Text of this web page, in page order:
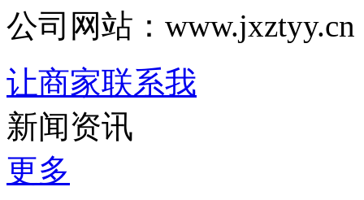
公司网站：www.jxztyy.cn
让商家联系我
新闻资讯
更多